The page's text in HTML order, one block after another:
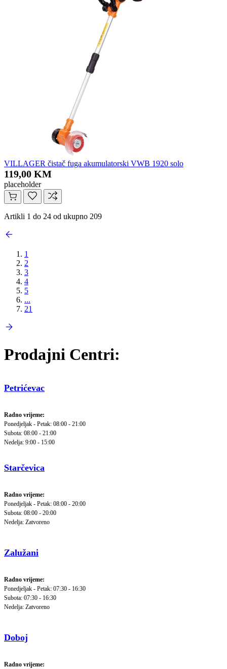
VILLAGER čistač fuga akumulatorski VWB 1920 solo
119,00 KM
placeholder
Artikli 1 do 24 od ukupno 209
1
2
3
4
5
...
21
Prodajni Centri:
Petrićevac
Radno vrijeme:
Ponedjeljak - Petak: 08:00 - 21:00
Subota: 08:00 - 21:00
Nedelja: 9:00 - 15:00
Starčevica
Radno vrijeme:
Ponedjeljak - Petak: 08:00 - 20:00
Subota: 08:00 - 20:00
Nedelja: Zatvoreno
Zalužani
Radno vrijeme:
Ponedjeljak - Petak: 07:30 - 16:30
Subota: 07:30 - 16:30
Nedelja: Zatvoreno
Doboj
Radno vrijeme: